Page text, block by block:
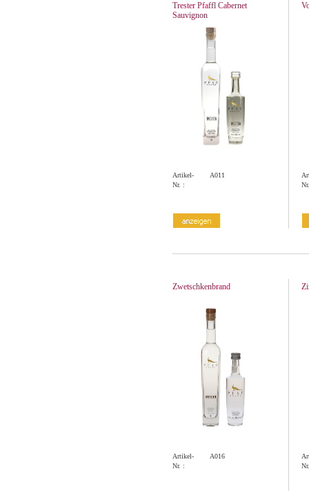
Trester Pfaffl Cabernet
Sauvignon
Artikel-
Nr. :
A011
Zwetschkenbrand
Artikel-
Nr. :
A016